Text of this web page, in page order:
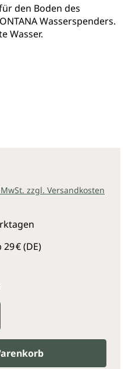
den Boden des
Wasserspenders.
Wasser.
zzgl. Versandkosten
€ (DE)
Gib den